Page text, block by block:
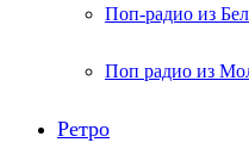
Поп-радио из
Поп радио из
Ретро